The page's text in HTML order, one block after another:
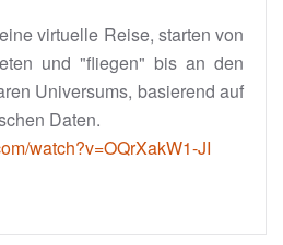
virtuelle Reise, starten von
und "fliegen" bis an den
Universums, basierend auf
Daten.
watch?v=OQrXakW1-JI